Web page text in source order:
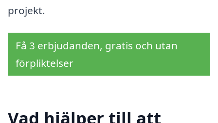
projekt.
Få 3 erbjudanden, gratis och utan
förpliktelser
Vad hjälper till att